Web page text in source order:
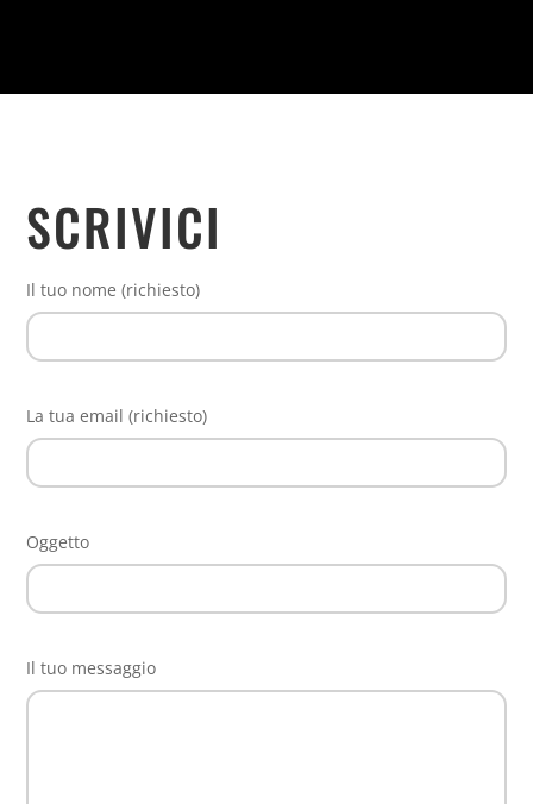
SCRIVICI
Il tuo nome (richiesto)
La tua email (richiesto)
Oggetto
Il tuo messaggio